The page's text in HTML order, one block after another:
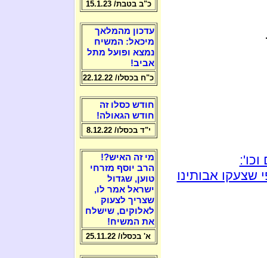
אבותינו
כ"ב בטבת/ 15.1.23
עדכון מהמלאך
מיכאל: המשיח
נמצא ופועל מתל
אביב!
כ"ח בכסלו/ 22.12.22
חודש כסלו זה
חודש הגאולה!
י"ד בכסלו/ 8.12.22
מי זה האיש?!
הרב יוסף מזרחי
טוען, שגדול
ישראל אמר לו,
שצריך לצעוק
לאלוקים, שישלח
את המשיח!
א' בכסלו/ 25.11.22